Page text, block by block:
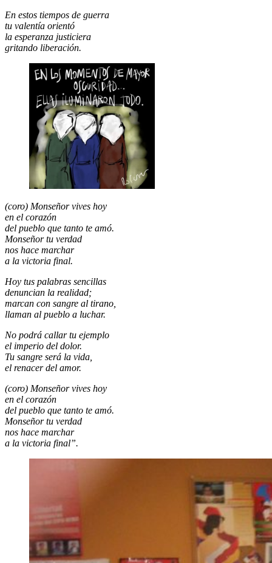
En estos tiempos de guerra
tu valentía orientó
la esperanza justiciera
gritando liberación.
(coro) Monseñor vives hoy
en el corazón
del pueblo que tanto te amó.
Monseñor tu verdad
nos hace marchar
a la victoria final.
Hoy tus palabras sencillas
denuncian la realidad;
marcan con sangre al tirano,
llaman al pueblo a luchar.
No podrá callar tu ejemplo
el imperio del dolor.
Tu sangre será la vida,
el renacer del amor.
(coro) Monseñor vives hoy
en el corazón
del pueblo que tanto te amó.
Monseñor tu verdad
nos hace marchar
a la victoria final”.